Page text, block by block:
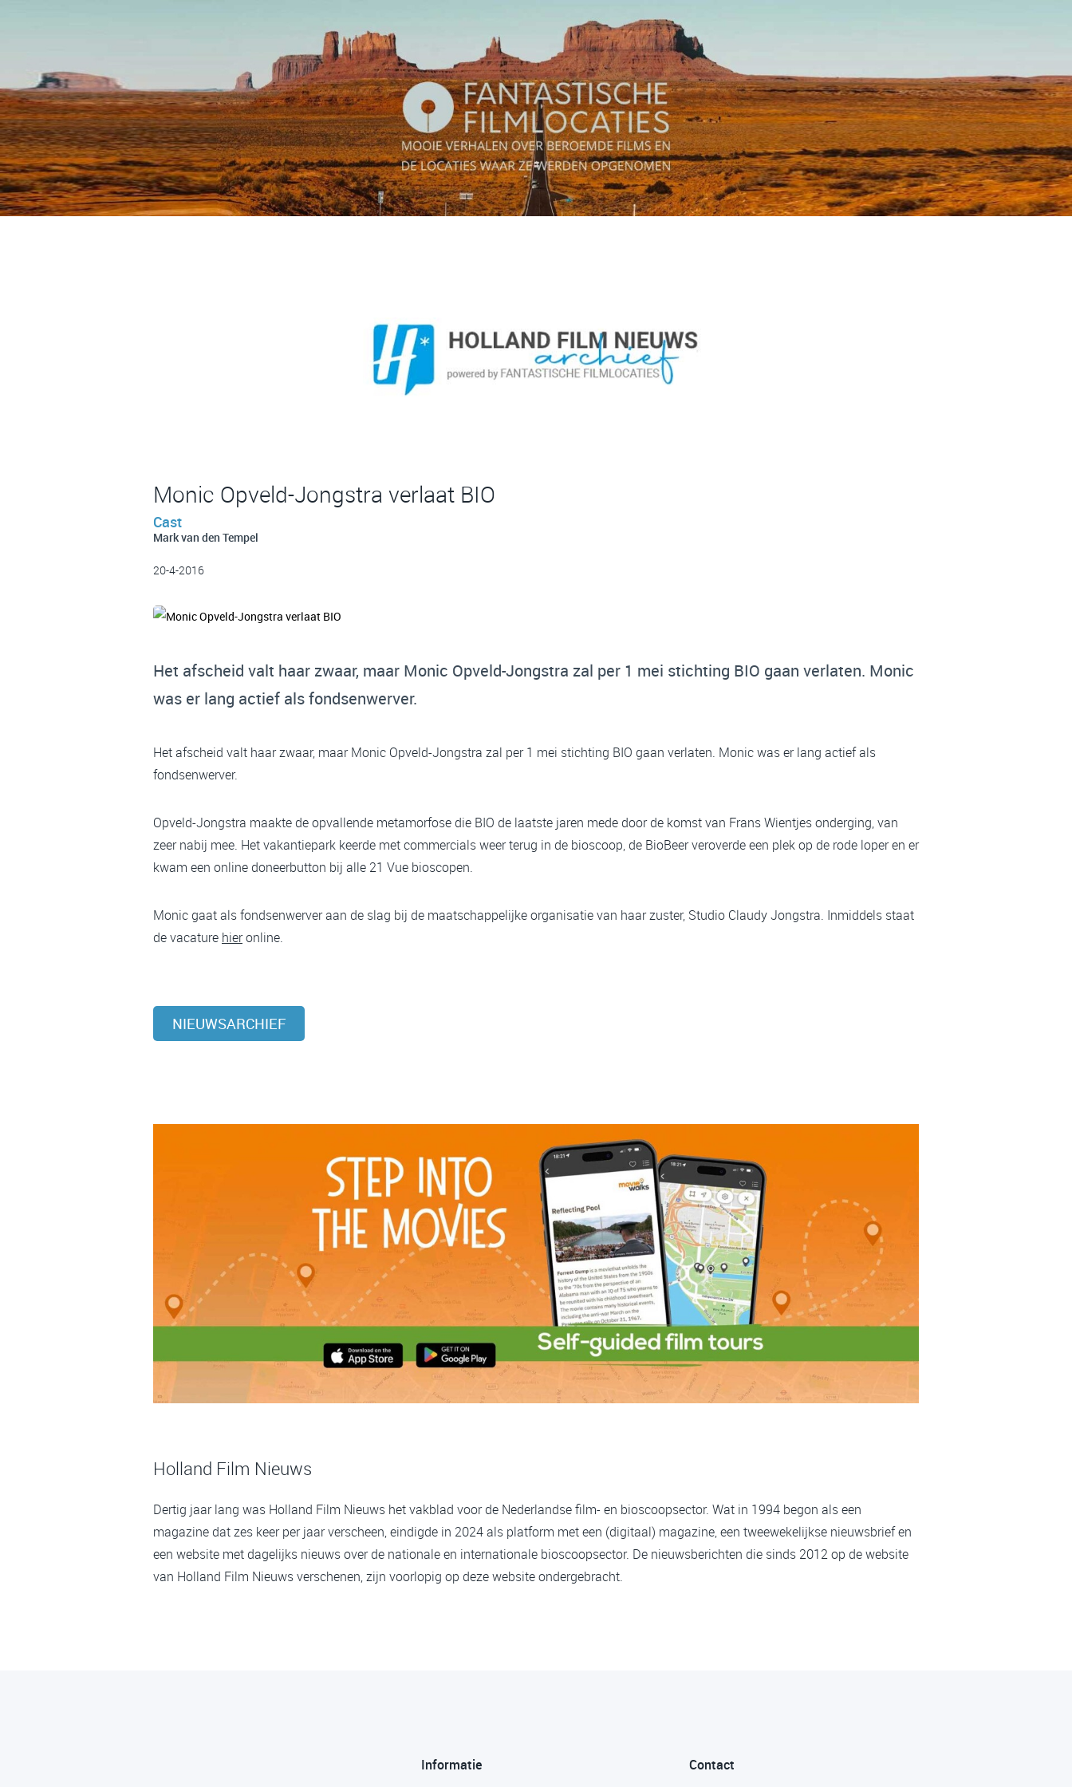
Monic Opveld-Jongstra verlaat BIO
Cast
Mark van den Tempel
20-4-2016
Het afscheid valt haar zwaar, maar Monic Opveld-Jongstra zal per 1 mei stichting BIO gaan verlaten. Monic
was er lang actief als fondsenwerver.
Het afscheid valt haar zwaar, maar Monic Opveld-Jongstra zal per 1 mei stichting BIO gaan verlaten. Monic was er lang actief als
fondsenwerver.
Opveld-Jongstra maakte de opvallende metamorfose die BIO de laatste jaren mede door de komst van Frans Wientjes onderging, van
zeer nabij mee. Het vakantiepark keerde met commercials weer terug in de bioscoop, de BioBeer veroverde een plek op de rode loper en er
kwam een online doneerbutton bij alle 21 Vue bioscopen.
Monic gaat als fondsenwerver aan de slag bij de maatschappelijke organisatie van haar zuster, Studio Claudy Jongstra. Inmiddels staat
de vacature hieronline.
NIEUWSARCHIEF
Holland Film Nieuws
Dertig jaar lang was Holland Film Nieuws het vakblad voor de Nederlandse film- en bioscoopsector. Wat in 1994 begon als een
magazine dat zes keer per jaar verscheen, eindigde in 2024 als platform met een (digitaal) magazine, een tweewekelijkse nieuwsbrief en
een website met dagelijks nieuws over de nationale en internationale bioscoopsector. De nieuwsberichten die sinds 2012 op de website
van Holland Film Nieuws verschenen, zijn voorlopig op deze website ondergebracht.
Informatie Contact